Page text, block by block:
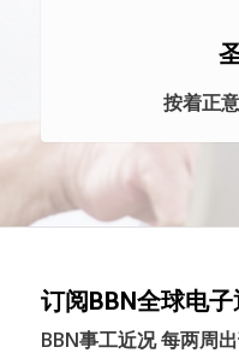
按着正
订阅BBN全球电子
BBN事工近况 每两周出